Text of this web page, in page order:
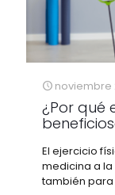
noviembre
¿Por qué
El ejercicio
medicina a
también